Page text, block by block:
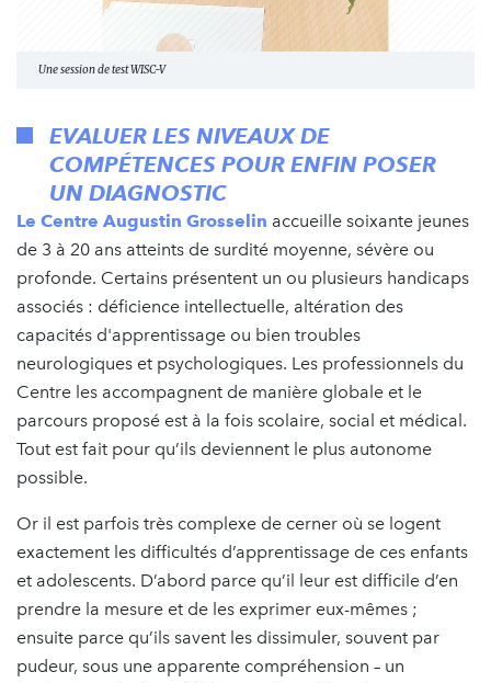
Une session de test WISC-V
EVALUER LES NIVEAUX DE
COMPÉTENCES POUR ENFIN POSER
UN DIAGNOSTIC
Le Centre Augustin Grosselin accueille soixante jeunes
de 3 à 20 ans atteints de surdité moyenne, sévère ou
profonde. Certains présentent un ou plusieurs handicaps
associés : déficience intellectuelle, altération des
capacités d'apprentissage ou bien troubles
neurologiques et psychologiques. Les professionnels du
Centre les accompagnent de manière globale et le
parcours proposé est à la fois scolaire, social et médical.
Tout est fait pour qu’ils deviennent le plus autonome
possible.
Or il est parfois très complexe de cerner où se logent
exactement les difficultés d’apprentissage de ces enfants
et adolescents. D’abord parce qu’il leur est difficile d’en
prendre la mesure et de les exprimer eux-mêmes ;
ensuite parce qu’ils savent les dissimuler, souvent par
pudeur, sous une apparente compréhension – un